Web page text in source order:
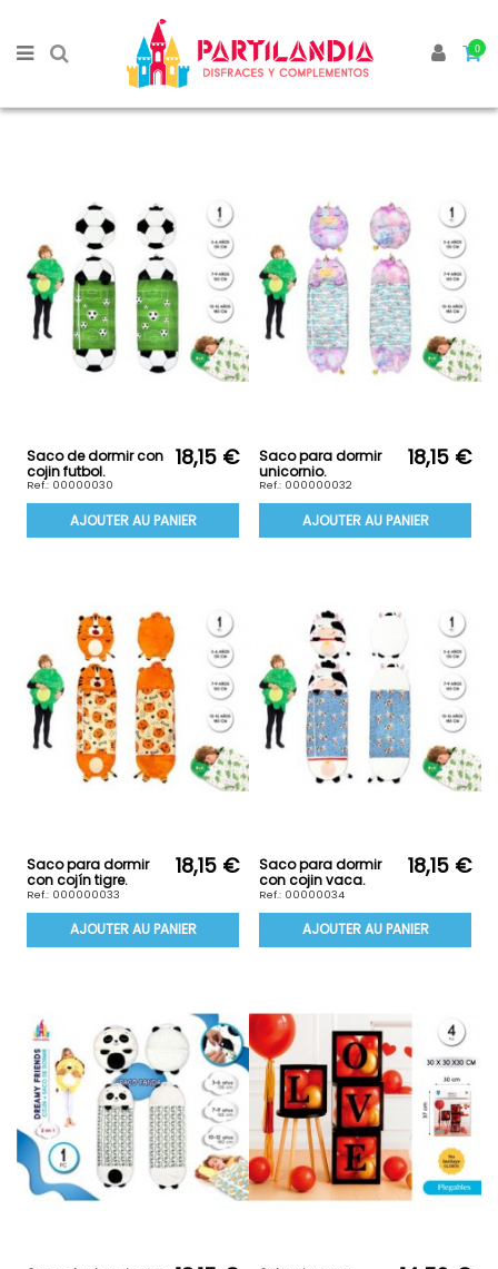
0
Saco de dormir con
cojin futbol.
Ref.: 00000030
18,15 €
AJOUTER AU PANIER
Saco para dormir
unicornio.
Ref.: 000000032
18,15 €
AJOUTER AU PANIER
Saco para dormir
con cojín tigre.
Ref.: 000000033
18,15 €
AJOUTER AU PANIER
Saco para dormir
con cojin vaca.
Ref.: 00000034
18,15 €
AJOUTER AU PANIER